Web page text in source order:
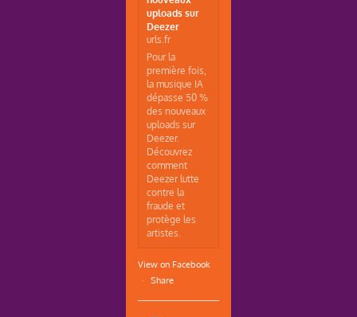
uploads sur
Deezer
urls.fr
Pour la
première fois,
la musique IA
dépasse 50 %
des nouveaux
uploads sur
Deezer.
Découvrez
comment
Deezer lutte
contre la
fraude et
protège les
artistes.
View on Facebook
·
Share